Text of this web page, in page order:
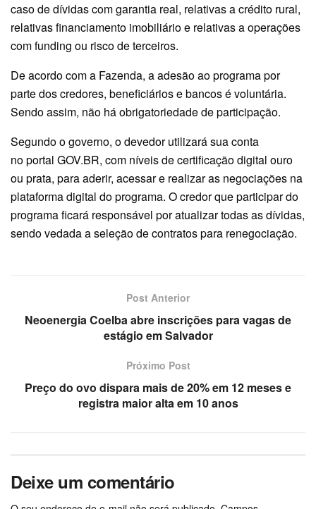
caso de dívidas com garantia real, relativas a crédito rural,
relativas financiamento imobiliário e relativas a operações
com funding ou risco de terceiros.
De acordo com a Fazenda, a adesão ao programa por
parte dos credores, beneficiários e bancos é voluntária.
Sendo assim, não há obrigatoriedade de participação.
Segundo o governo, o devedor utilizará sua conta
no portal GOV.BR, com níveis de certificação digital ouro
ou prata, para aderir, acessar e realizar as negociações na
plataforma digital do programa. O credor que participar do
programa ficará responsável por atualizar todas as dívidas,
sendo vedada a seleção de contratos para renegociação.
Post Anterior
Neoenergia Coelba abre inscrições para vagas de
estágio em Salvador
Próximo Post
Preço do ovo dispara mais de 20% em 12 meses e
registra maior alta em 10 anos
Deixe um comentário